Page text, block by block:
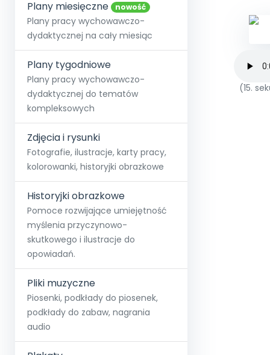
Społeczność
+48 12 631 04 10
kontakt@blizejprzedszkola.pl
O miesięczniku
Strona główna
O Akademii
Akademia
Poznaj pakiet MAX
Testuj przez 7 dni Pełen
Wszystkie projekty
Skontaktuj się
Dodaj wpis
Plany miesięczne nowość
Plany pracy wychowawczo-
dydaktycznej na cały miesiąc
Plany tygodniowe
Plany pracy wychowawczo-
dydaktycznej do tematów
kompleksowych
Zdjęcia i rysunki
Fotografie, ilustracje, karty pracy,
kolorowanki, historyjki obrazkowe
Historyjki obrazkowe
Pomoce rozwijające umiejętność
myślenia przyczynowo-
skutkowego i ilustracje do
opowiadań.
Pliki muzyczne
Piosenki, podkłady do piosenek,
podkłady do zabaw, nagrania
audio
(15.